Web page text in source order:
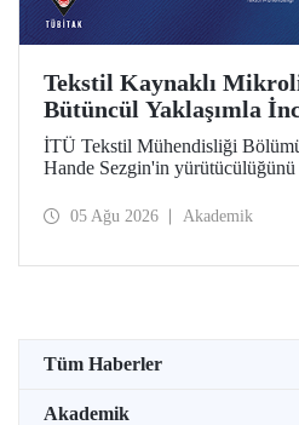
Tekstil Kaynaklı
Bütüncül Yaklaşımla
Azaltım Stratejileri
TÜBİTAK Desteği
İTÜ Tekstil Mühendisliği
Hande Sezgin'in
Koşullarına Bağlı Mikrolif
05 Ağu 2026 Akademik
Tüm Haberler
Akademik